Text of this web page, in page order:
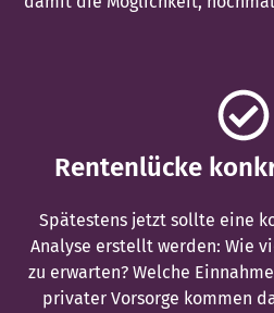
Rentenlücke
Spätestens jetzt sollte eine
Analyse erstellt werden: Wie
zu erwarten? Welche
privater Vorsorge kommen